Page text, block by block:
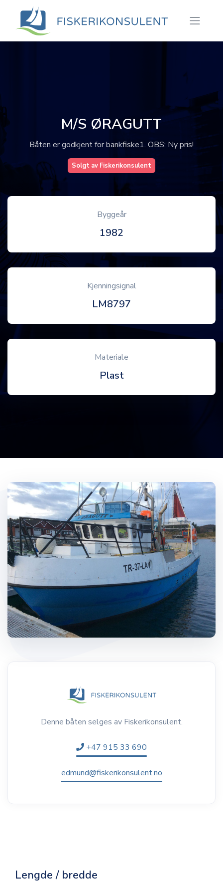
M/S ØRAGUTT
Båten er godkjent for bankfiske1. OBS: Ny pris!
Solgt av Fiskerikonsulent
Byggeår
1982
Kjenningsignal
LM8797
Materiale
Plast
Denne båten selges av Fiskerikonsulent.
+47 915 33 690
edmund@fiskerikonsulent.no
Lengde / bredde